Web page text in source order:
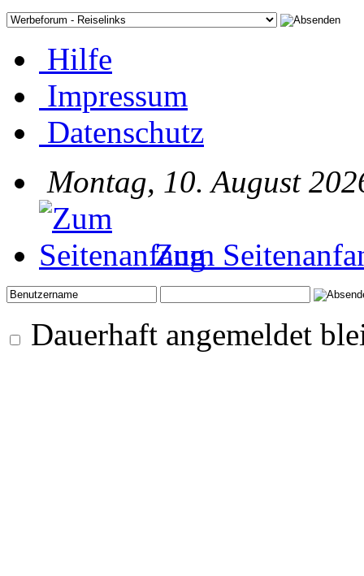
Hilfe
Impressum
Datenschutz
Montag, 10. August
Zum
Dauerhaft angemeldet